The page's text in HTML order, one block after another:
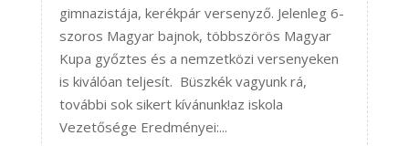
gimnazistája, kerékpár versenyző. Jelenleg 6-
szoros Magyar bajnok, többszörös Magyar
Kupa győztes és a nemzetközi versenyeken
is kiválóan teljesít. Büszkék vagyunk rá,
további sok sikert kívánunk!az iskola
Vezetősége Eredményei:...